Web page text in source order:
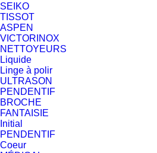
SEIKO
TISSOT
ASPEN
VICTORINOX
NETTOYEURS
Liquide
Linge à polir
ULTRASON
PENDENTIF
BROCHE
FANTAISIE
Initial
PENDENTIF
Coeur